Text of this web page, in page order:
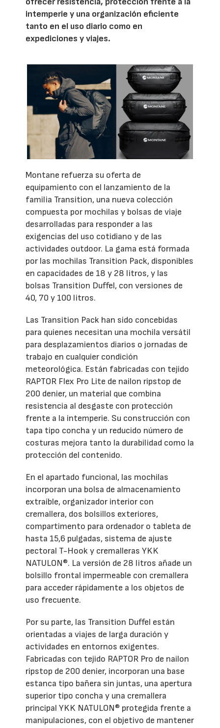
intemperie y una organización eficiente
tanto en el uso diario como en
expediciones y viajes.
Montane refuerza su oferta de
equipamiento con el lanzamiento de la
familia Transition, una nueva colección
compuesta por mochilas y bolsas de viaje
desarrolladas para responder a las
exigencias del uso cotidiano y de las
actividades outdoor. La gama está formada
por las mochilas Transition Pack, disponibles
en capacidades de 18 y 28 litros, y las
bolsas Transition Duffel, con versiones de
40, 70 y 100 litros.
Las Transition Pack han sido concebidas
para quienes necesitan una mochila versátil
para desplazamientos diarios o jornadas de
trabajo en cualquier condición
meteorológica. Están fabricadas con tejido
RAPTOR Flex Pro Lite de nailon ripstop de
200 denier, un material que combina
resistencia al desgaste con protección
frente a la intemperie. Su construcción con
tapa tipo concha y un reducido número de
costuras mejora tanto la durabilidad como la
protección del contenido.
En el apartado funcional, las mochilas
incorporan una bolsa de almacenamiento
extraíble, organizador interior con
cremallera, dos bolsillos exteriores,
compartimento para ordenador o tableta de
hasta 15,6 pulgadas, sistema de ajuste
pectoral T-Hook y cremalleras YKK
NATULON®. La versión de 28 litros añade un
bolsillo frontal impermeable con cremallera
para acceder rápidamente a los objetos de
uso frecuente.
Por su parte, las Transition Duffel están
orientadas a viajes de larga duración y
actividades en entornos exigentes.
Fabricadas con tejido RAPTOR Pro de nailon
ripstop de 200 denier, incorporan una base
estanca tipo bañera sin juntas, una apertura
superior tipo concha y una cremallera
principal YKK NATULON® protegida frente a
manipulaciones, con el objetivo de mantener